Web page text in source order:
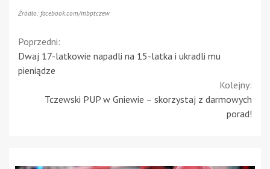
Źródło: facebook.com/mbptczew
Continue
Reading
Poprzedni:
Dwaj 17-latkowie napadli na 15-latka i ukradli mu
pieniądze
Kolejny:
Tczewski PUP w Gniewie – skorzystaj z darmowych
porad!